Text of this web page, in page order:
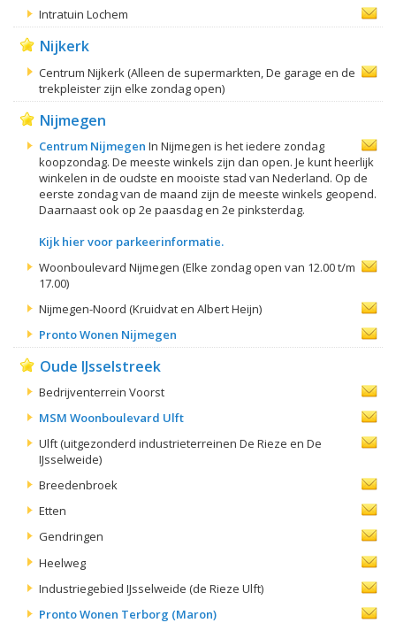
Intratuin Lochem
Nijkerk
Centrum Nijkerk (Alleen de supermarkten, De garage en de
trekpleister zijn elke zondag open)
Nijmegen
Centrum Nijmegen In Nijmegen is het iedere zondag
koopzondag. De meeste winkels zijn dan open. Je kunt heerlijk
winkelen in de oudste en mooiste stad van Nederland. Op de
eerste zondag van de maand zijn de meeste winkels geopend.
Daarnaast ook op 2e paasdag en 2e pinksterdag.
Kijk hier voor parkeerinformatie.
Woonboulevard Nijmegen (Elke zondag open van 12.00 t/m
17.00)
Nijmegen-Noord (Kruidvat en Albert Heijn)
Pronto Wonen Nijmegen
Oude IJsselstreek
Bedrijventerrein Voorst
MSM Woonboulevard Ulft
Ulft (uitgezonderd industrieterreinen De Rieze en De
IJsselweide)
Breedenbroek
Etten
Gendringen
Heelweg
Industriegebied IJsselweide (de Rieze Ulft)
Pronto Wonen Terborg (Maron)